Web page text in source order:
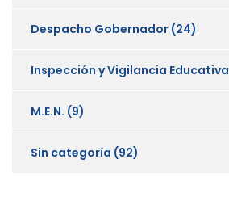
Despacho Gobernador (24)
Inspección y Vigilancia Educativa
M.E.N. (9)
Sin categoría (92)